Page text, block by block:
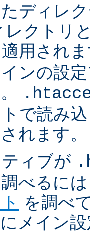
ディレ
レクトリ
用され
ンの設
で読み
れます。
ィブが
べるに
を調べ
メイン